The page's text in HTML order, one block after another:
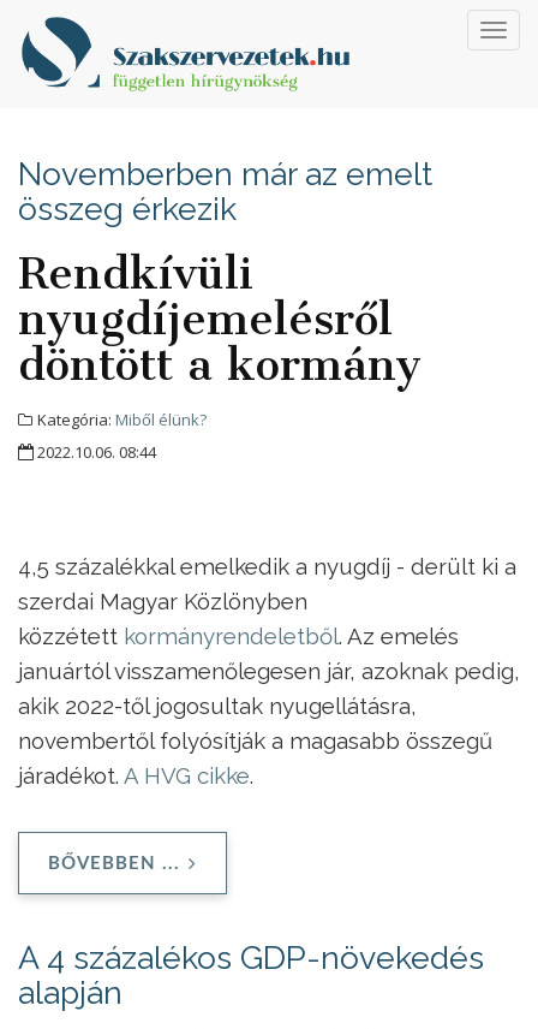
Novemberben már az emelt
összeg érkezik
Rendkívüli
nyugdíjemelésről
döntött a kormány
Kategória: Miből élünk?
2022.10.06. 08:44
4,5 százalékkal emelkedik a nyugdíj - derült ki a
szerdai Magyar Közlönyben
közzétett kormányrendeletből. Az emelés
januártól visszamenőlegesen jár, azoknak pedig,
akik 2022-től jogosultak nyugellátásra,
novembertől folyósítják a magasabb összegű
járadékot. A HVG cikke.
BŐVEBBEN ...
A 4 százalékos GDP-növekedés
alapján